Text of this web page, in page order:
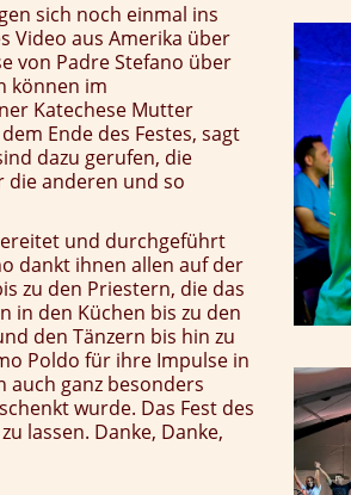
sich noch einmal ins
Video aus Amerika über
von Padre Stefano über
können im
Katechese Mutter
Ende des Festes, sagt
dazu gerufen, die
die anderen und so
und durchgeführt
dankt ihnen allen auf der
zu den Priestern, die das
in den Küchen bis zu den
den Tänzern bis hin zu
Poldo für ihre Impulse in
auch ganz besonders
wurde. Das Fest des
lassen. Danke, Danke,